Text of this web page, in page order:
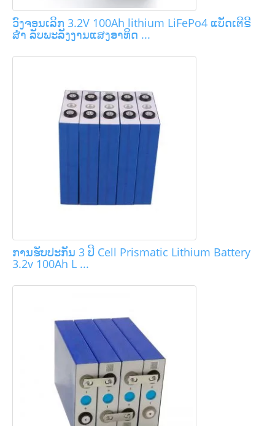
ວົງຈອນເລິກ 3.2V 100Ah lithium LiFePo4 ແບັດເຕີຣີ
ສຳ ລັບພະລັງງານແສງອາທິດ ...
ການຮັບປະກັນ 3 ປີ Cell Prismatic Lithium Battery
3.2v 100Ah L ...